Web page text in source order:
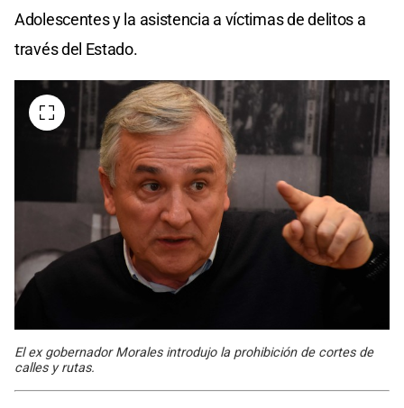
Adolescentes y la asistencia a víctimas de delitos a
través del Estado.
El ex gobernador Morales introdujo la prohibición de cortes de
calles y rutas.